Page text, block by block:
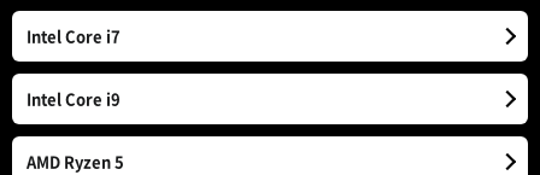
Intel Core i7
Intel Core i9
AMD Ryzen 5